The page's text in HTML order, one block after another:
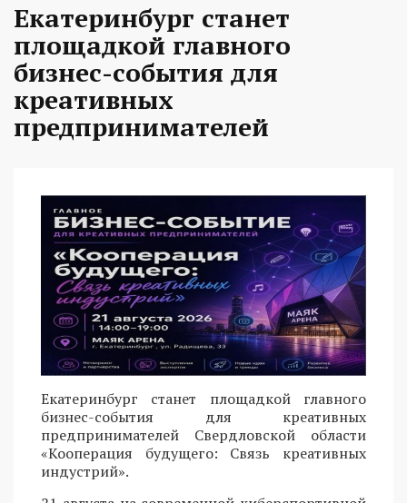
Екатеринбург станет
площадкой главного
бизнес-события для
креативных
предпринимателей
Екатеринбург станет площадкой главного
бизнес-события для креативных
предпринимателей Свердловской области
«Кооперация будущего: Связь креативных
индустрий».